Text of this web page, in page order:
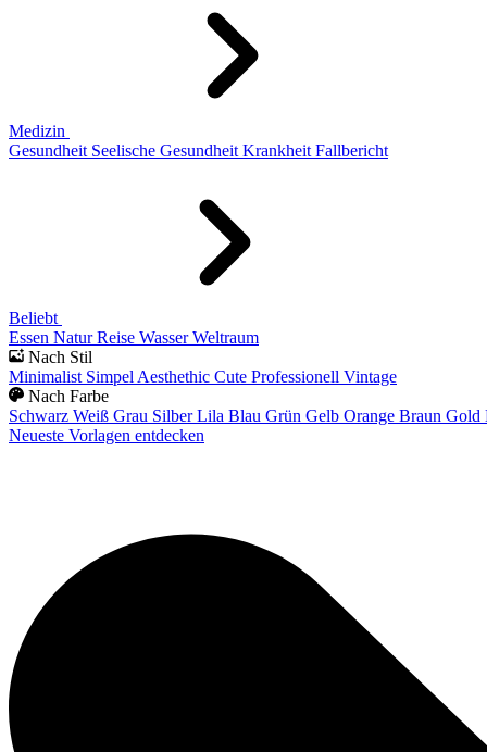
Medizin
Gesundheit Seelische Gesundheit Krankheit Fallbericht
Beliebt
Essen Natur Reise Wasser Weltraum
Nach Stil
Minimalist Simpel Aesthethic Cute Professionell Vintage
Nach Farbe
Schwarz Weiß Grau Silber Lila Blau Grün Gelb Orange Braun Gold
Neueste Vorlagen entdecken